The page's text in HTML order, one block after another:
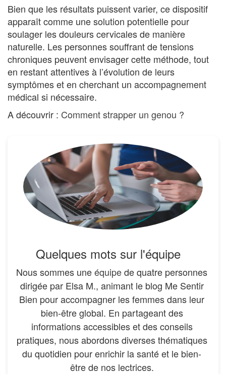
Bien que les résultats puissent varier, ce dispositif
apparaît comme une solution potentielle pour
soulager les douleurs cervicales de manière
naturelle. Les personnes souffrant de tensions
chroniques peuvent envisager cette méthode, tout
en restant attentives à l’évolution de leurs
symptômes et en cherchant un accompagnement
médical si nécessaire.
A découvrir : Comment strapper un genou ?
Quelques mots sur l'équipe
Nous sommes uneéquipede quatre personnes
dirigée par Elsa M., animant le blog Me Sentir
Bien pour accompagner les femmes dans leur
bien-être global. En partageant des
informations accessibles et des conseils
pratiques, nous abordons diverses thématiques
du quotidien pour enrichir la santé et le bien-
être de nos lectrices.